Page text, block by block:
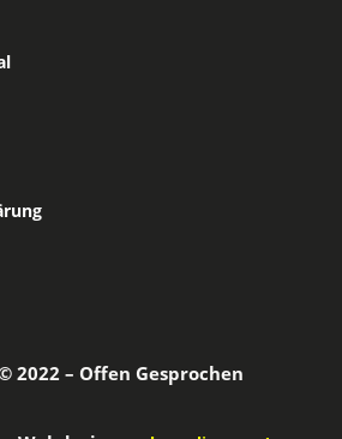
2022 – Offen Gesprochen